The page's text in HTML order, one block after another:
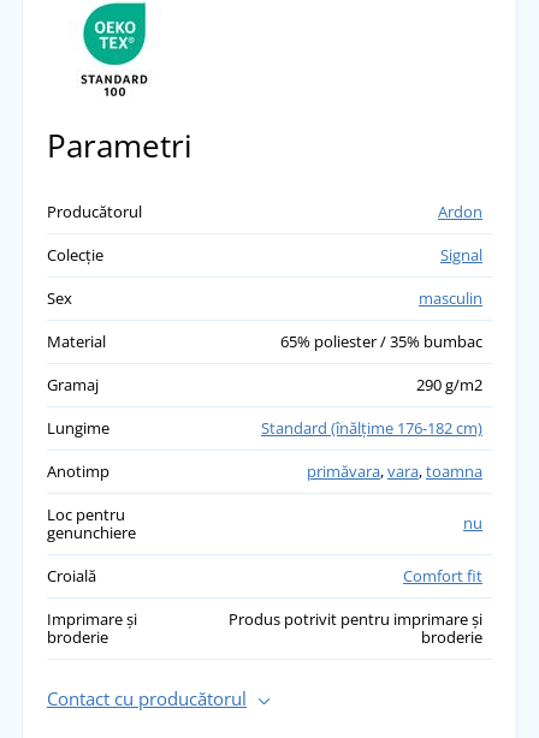
Parametri
Producătorul
Ardon
Colecție
Signal
Sex
masculin
Material
65% poliester / 35% bumbac
Gramaj
290 g/m2
Lungime
Standard (înălţime 176-182 cm)
Anotimp
primăvara,vara,toamna
Loc pentru
genunchiere
nu
Croială
Comfort fit
Imprimare și
broderie
Produs potrivit pentru imprimare și
broderie
Contact cu producătorul